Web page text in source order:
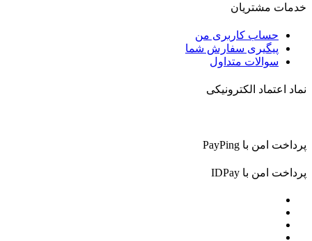
خدمات مشتریان
حساب کاربری من
پیگیری سفارش شما
سوالات متداول
نماد اعتماد الکترونیکی
پرداخت امن با PayPing
پرداخت امن با IDPay